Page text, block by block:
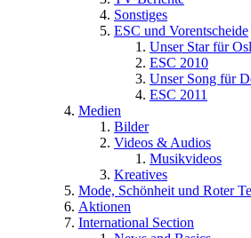
Sonstiges
ESC und Vorentscheide
Unser Star für
ESC 2010
Unser Song für
ESC 2011
Medien
Bilder
Videos & Audios
Musikvideos
Kreatives
Mode, Schönheit und Roter
Aktionen
International Section